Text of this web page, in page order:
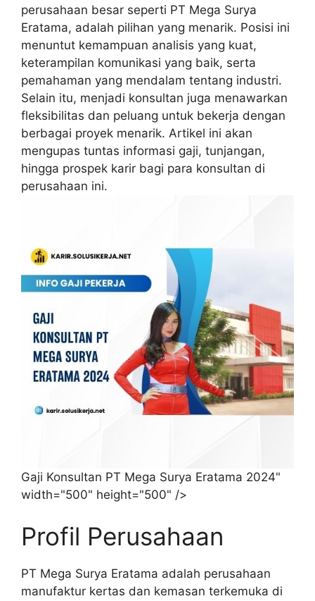
perusahaan besar seperti PT Mega Surya
Eratama, adalah pilihan yang menarik. Posisi ini
menuntut kemampuan analisis yang kuat,
keterampilan komunikasi yang baik, serta
pemahaman yang mendalam tentang industri.
Selain itu, menjadi konsultan juga menawarkan
fleksibilitas dan peluang untuk bekerja dengan
berbagai proyek menarik. Artikel ini akan
mengupas tuntas informasi gaji, tunjangan,
hingga prospek karir bagi para konsultan di
perusahaan ini.
Gaji Konsultan PT Mega Surya Eratama 2024"
width="500" height="500" />
Profil Perusahaan
PT Mega Surya Eratama adalah perusahaan
manufaktur kertas dan kemasan terkemuka di